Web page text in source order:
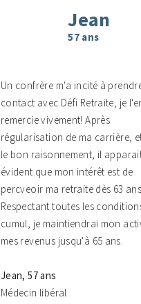
Jean
57 ans
Un confrère m'a incité à
contact avec Défi Retraite, je
remercie vivement! Après
régularisation de ma carrière,
le bon raisonnement, il
évident que mon intérêt est de
percveoir ma retraite dès 63 ans.
Respectant toutes les
cumul, je maintiendrai mon
mes revenus jusqu'à 65 ans.
Jean, 57 ans
Médecin libéral